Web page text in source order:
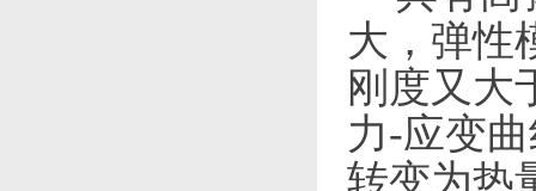
大，弹性
刚度又大
力-应变
转变为热